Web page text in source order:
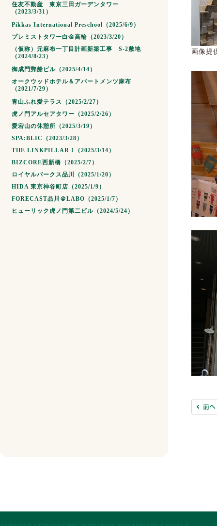
住友不動産 東京三田ガーデンタワー
（2023/3/31）
Pikkas International Preschool（2025/6/9）
プレミストタワー白金高輪（2023/3/20）
（仮称）元麻布一丁目計画新築工事 S-2敷地
（2024/8/23）
御成門郵船ビル（2025/4/14）
オークウッドホテル＆アパートメンツ麻布
（2021/7/29）
青山ふれ愛テラス（2025/2/27）
虎ノ門アルセアタワー（2025/2/26）
愛宕山の休憩所（2025/3/19）
SPA:BLIC（2023/3/28）
THE LINKPILLAR 1（2025/3/14）
BIZCORE西新橋（2025/2/7）
ロイヤルパークス品川（2025/1/20）
HIDA 東京神谷町店（2025/1/9）
FORECAST品川＠LABO（2025/1/7）
ヒューリック虎ノ門第二ビル（2024/5/24）
画像提